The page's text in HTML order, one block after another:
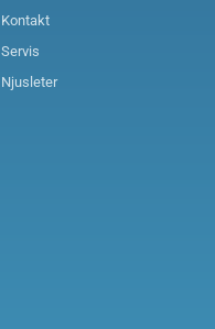
Kontakt
Servis
Njusleter